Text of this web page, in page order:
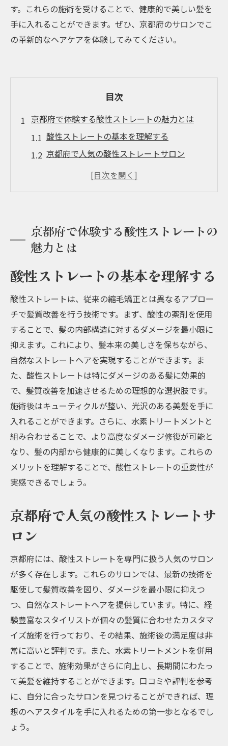
す。これらの施術を受けることで、健康的で美しい髪を
手に入れることができます。ぜひ、京都府のサロンでこ
の革新的なヘアケアを体験してみてください。
目次
京都府で体験する酸性ストレートの魅力とは
酸性ストレートの基本を理解する
京都府で人気の酸性ストレートサロン
酸性ストレートの施術プロセス
酸性ストレートと他のストレート技術の違
い
髪質改善に効果的な酸性ストレートの秘密
酸性ストレートの成分とその効果
性
酸性ストレートが髪質改善に適している理
髪質改善のための酸性ストレートの施術手
順
酸性ストレートによるダメージ修復のメカ
ニズム
酸性ストレートの効果を最大限に引き出す
アフターケア
縮毛矯正の新定番酸性ストレートで美髪を手に
入れる
縮毛矯正から酸性ストレートへの移行
トレートヘア
酸性ストレートと縮毛矯正の組み合わせ技
美髪を維持するための適切なヘアケア方法
京都府で人気の酸性ストレート施術例
酸性ストレートと水素トリートメントで髪質改
善の未来を切り開く
酸性ストレートと水素トリートメントの相
乗効果
水素トリートメントの基本知識
髪質改善効果を高める施術の組み合わせ
京都府での酸性ストレートと水素トリート
メントの先行事例
京都府で体験する酸性ストレートの
魅力とは
酸性ストレートの基本を理解する
酸性ストレートは、従来の縮毛矯正とは異なるアプロー
チで髪質改善を行う技術です。まず、酸性の薬剤を使用
することで、髪の内部構造に対するダメージを最小限に
抑えます。これにより、髪本来の美しさを保ちながら、
自然なストレートヘアを実現することができます。ま
た、酸性ストレートは特にダメージのある髪に効果的
で、髪質改善を加速させるための理想的な選択肢です。
施術後はキューティクルが整い、光沢のある美髪を手に
入れることができます。さらに、水素トリートメントと
組み合わせることで、より高度なダメージ修復が可能と
なり、髪の内部から健康的に美しくなります。これらの
メリットを理解することで、酸性ストレートの重要性が
実感できるでしょう。
京都府で人気の酸性ストレートサ
ロン
京都府には、酸性ストレートを専門に扱う人気のサロン
が多く存在します。これらのサロンでは、最新の技術を
駆使して髪質改善を図り、ダメージを最小限に抑えつ
つ、自然なストレートヘアを提供しています。特に、経
験豊富なスタイリストが個々の髪質に合わせたカスタマ
イズ施術を行っており、その結果、施術後の満足度は非
常に高いと評判です。また、水素トリートメントを併用
することで、施術効果がさらに向上し、長期間にわたっ
て美髪を維持することができます。口コミや評判を参考
に、自分に合ったサロンを見つけることができれば、理
想のヘアスタイルを手に入れるための第一歩となるでし
ょう。